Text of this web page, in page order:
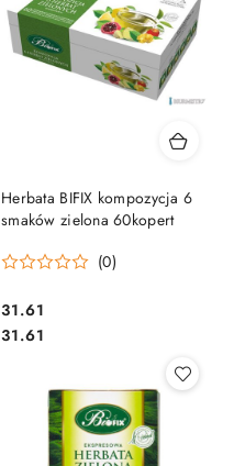
Herbata BIFIX kompozycja 6
smaków zielona 60kopert
(0)
Cena:
31.61
Cena:
31.61